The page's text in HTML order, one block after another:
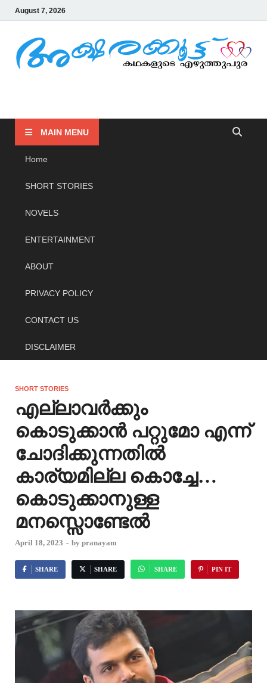
August 7, 2026
MAIN MENU
Home
SHORT STORIES
NOVELS
ENTERTAINMENT
ABOUT
PRIVACY POLICY
CONTACT US
DISCLAIMER
SHORT STORIES
എല്ലാവർക്കും
കൊടുക്കാൻ പറ്റുമോ എന്ന്
ചോദിക്കുന്നതിൽ
കാര്യമില്ല കൊച്ചേ…
കൊടുക്കാനുള്ള
മനസ്സൊണ്ടേൽ
April 18, 2023 - by pranayam
SHARE SHARE SHARE PIN IT